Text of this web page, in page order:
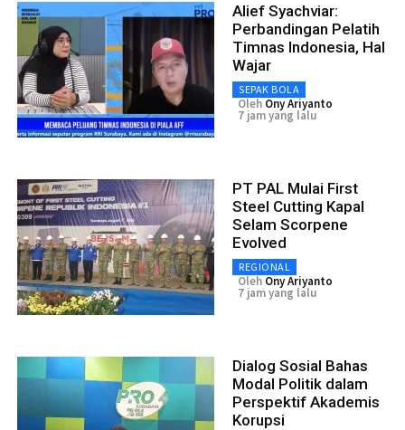
Alief Syachviar:
Perbandingan Pelatih
Timnas Indonesia, Hal
Wajar
SEPAK BOLA
Oleh Ony Ariyanto
7 jam yang lalu
PT PAL Mulai First
Steel Cutting Kapal
Selam Scorpene
Evolved
REGIONAL
Oleh Ony Ariyanto
7 jam yang lalu
Dialog Sosial Bahas
Modal Politik dalam
Perspektif Akademis
Korupsi